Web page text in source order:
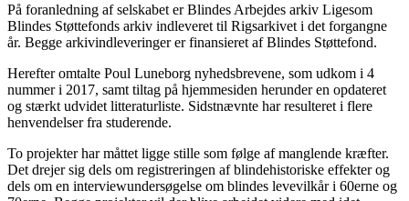
På foranledning af selskabet er Blindes Arbejdes arkiv Ligesom
Blindes Støttefonds arkiv indleveret til Rigsarkivet i det forgangne
år. Begge arkivindleveringer er finansieret af Blindes Støttefond.
Herefter omtalte Poul Luneborg nyhedsbrevene, som udkom i 4
nummer i 2017, samt tiltag på hjemmesiden herunder en opdateret
og stærkt udvidet litteraturliste. Sidstnævnte har resulteret i flere
henvendelser fra studerende.
To projekter har måttet ligge stille som følge af manglende kræfter.
Det drejer sig dels om registreringen af blindehistoriske effekter og
dels om en interviewundersøgelse om blindes levevilkår i 60erne og